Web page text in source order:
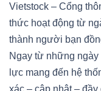
Vietstock – Cổng
thức hoạt động từ
thành người bạn
Ngay từ những
lực mang đến hệ
xác – cập nhật –